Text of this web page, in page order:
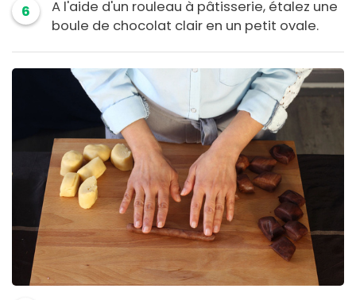
6
A l'aide d'un rouleau à pâtisserie, étalez une
boule de chocolat clair en un petit ovale.